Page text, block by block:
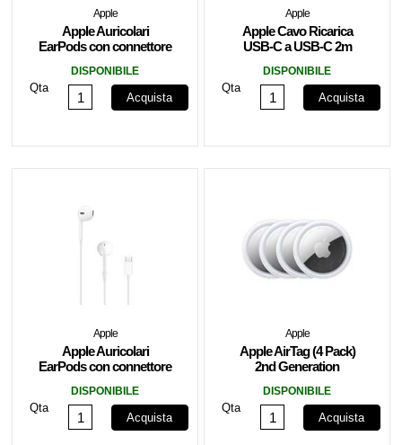
Apple
Apple Auricolari
EarPods con connettore
MWU53ZM/A
DISPONIBILE
Qta
Acquista
Apple
Apple Cavo Ricarica
USB-C a USB-C 2m
DISPONIBILE
Qta
Acquista
Apple
Apple Auricolari
EarPods con connettore
DISPONIBILE
Qta
Acquista
Apple
Apple AirTag (4 Pack)
2nd Generation
DISPONIBILE
Qta
Acquista